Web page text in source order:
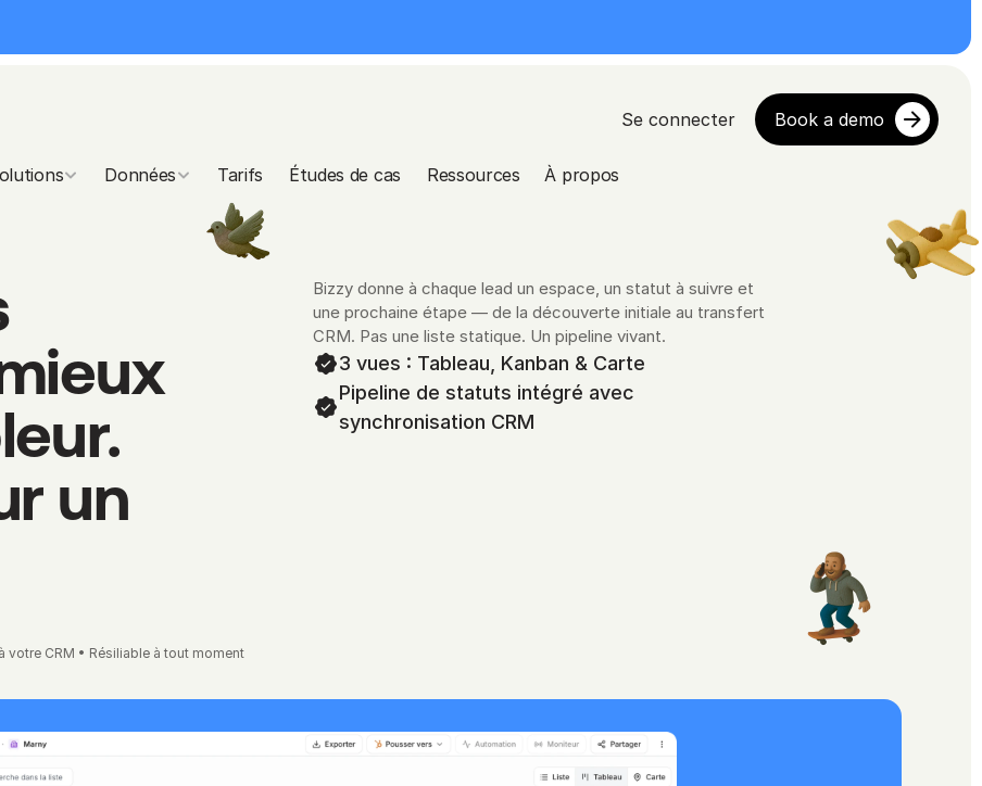
Données Tarifs Études de cas Ressources À propos
Se connecter Book a demo
un
votre CRM • Résiliable à tout moment
Bizzy donne à chaque lead un espace, un statut à suivre et
une prochaine étape — de la découverte initiale au transfert
CRM. Pas une liste statique. Un pipeline vivant.
3 vues : Tableau, Kanban & Carte
Pipeline de statuts intégré avec
synchronisation CRM